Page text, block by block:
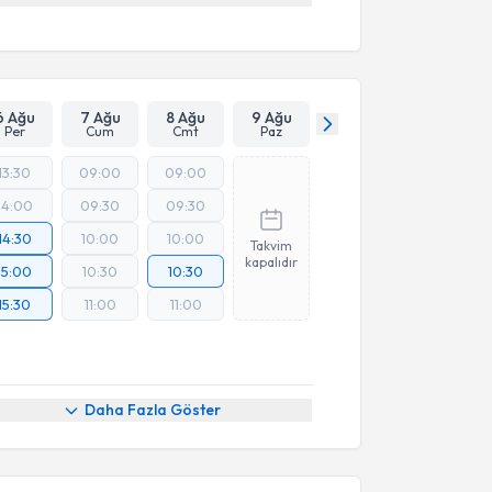
Ağu
Per
7 Ağu
Cum
8 Ağu
Cmt
9 Ağu
Paz
09:00
09:30
10:00
10:30
11:00
09:00
09:30
10:00
10:30
11:00
Takvim
kapalıdır
Daha Fazla Göster